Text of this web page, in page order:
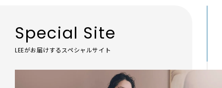
Special Site
LEEがお届けするスペシャルサイト